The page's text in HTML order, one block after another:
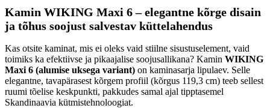
Garantii:
2 aastat
Energiaklass:
VÄHEM INFOT
Kamin WIKING Maxi 6 – elegantne kõrge disain
ja tõhus soojust salvestav küttelahendus
Kas otsite kaminat, mis ei oleks vaid stiilne sisustuselement, vaid
toimiks ka efektiivse ja pikaajalise soojusallikana? Kamin WIKING
Maxi 6 (alumise uksega variant) on kaminasarja lipulaev. Selle
elegantne, tavapärasest kõrgem profiil (kõrgus 119,3 cm) teeb sellest
ruumi tõelise keskpunkti, pakkudes samal ajal tipptasemel
Skandinaavia kütmistehnoloogiat.